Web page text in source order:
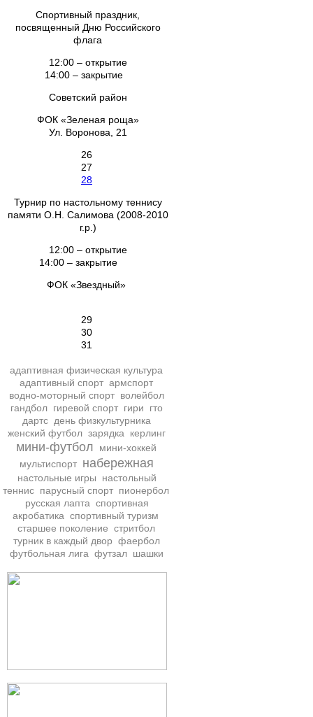
Спортивный праздник,
посвященный Дню Российского
флага
12:00 – открытие
14:00 – закрытие
Советский район
ФОК «Зеленая роща»
Ул. Воронова, 21
26
27
28
Турнир по настольному теннису
памяти О.Н. Салимова (2008-2010
г.р.)
12:00 – открытие
14:00 – закрытие
ФОК «Звездный»
29
30
31
адаптивная физическая культура
адаптивный спорт армспорт
водно-моторный спорт волейбол
гандбол гиревой спорт гири
гто
дартс день физкультурника
женский футбол зарядка керлинг
мини-футбол
мини-хоккей
мультиспорт набережная
настольные игры
настольный
теннис парусный спорт пионербол
русская лапта спортивная
акробатика спортивный туризм
старшее поколение стритбол
турник в каждый двор фаербол
футбольная лига футзал шашки